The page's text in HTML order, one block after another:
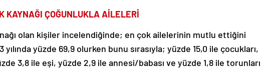
KAYNAĞI ÇOĞUNLUKLA AİLELERİ
olan kişiler incelendiğinde; en çok ailelerinin mutlu ettiğini
yüzde 69,9 olurken bunu sırasıyla; yüzde 15,0 ile çocukları,
3,8 ile eşi, yüzde 2,9 ile annesi/babası ve yüzde 1,8 ile torunları